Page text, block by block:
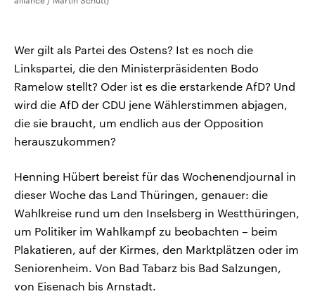
Wer gilt als Partei des Ostens? Ist es noch die
Linkspartei, die den Ministerpräsidenten Bodo
Ramelow stellt? Oder ist es die erstarkende AfD? Und
wird die AfD der CDU jene Wählerstimmen abjagen,
die sie braucht, um endlich aus der Opposition
herauszukommen?
Henning Hübert bereist für das Wochenendjournal in
dieser Woche das Land Thüringen, genauer: die
Wahlkreise rund um den Inselsberg in Westthüringen,
um Politiker im Wahlkampf zu beobachten – beim
Plakatieren, auf der Kirmes, den Marktplätzen oder im
Seniorenheim. Von Bad Tabarz bis Bad Salzungen,
von Eisenach bis Arnstadt.